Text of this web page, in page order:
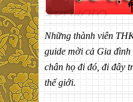
Những thành viên
guide mời cả Gia
chân họ đi đó, đi đây
thế giới.